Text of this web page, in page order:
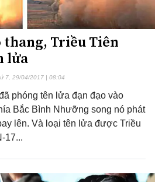
thang, Triều Tiên
lửa
7, 29/04/2017 | 08:04
phóng tên lửa đạn đạo vào
Bắc Bình Nhưỡng song nó phát
lên. Và loại tên lửa được Triều
17...